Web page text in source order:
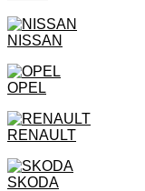
NISSAN
OPEL
RENAULT
SKODA